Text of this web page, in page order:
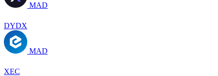
MAD
DYDX
MAD
XEC